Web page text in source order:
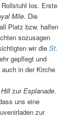
los. Erste
Mile. Die
Platz bzw. halfen
sozusagen
wir dieSt.
gepflegt und
in der Kirche
zurEsplanade.
uns eine
zur